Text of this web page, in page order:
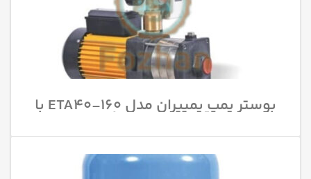
بوستر پمپ پمپیران مدل 160-ETA40 با
قدرت 4 اسب بخار